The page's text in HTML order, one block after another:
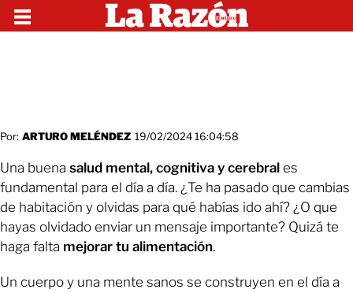
Por: ARTURO MELÉNDEZ 19/02/2024 16:04:58
Una buena salud mental, cognitiva y cerebral es
fundamental para el día a día. ¿Te ha pasado que cambias
de habitación y olvidas para qué habías ido ahí? ¿O que
hayas olvidado enviar un mensaje importante? Quizá te
haga falta mejorar tu alimentación.
Un cuerpo y una mente sanos se construyen en el día a